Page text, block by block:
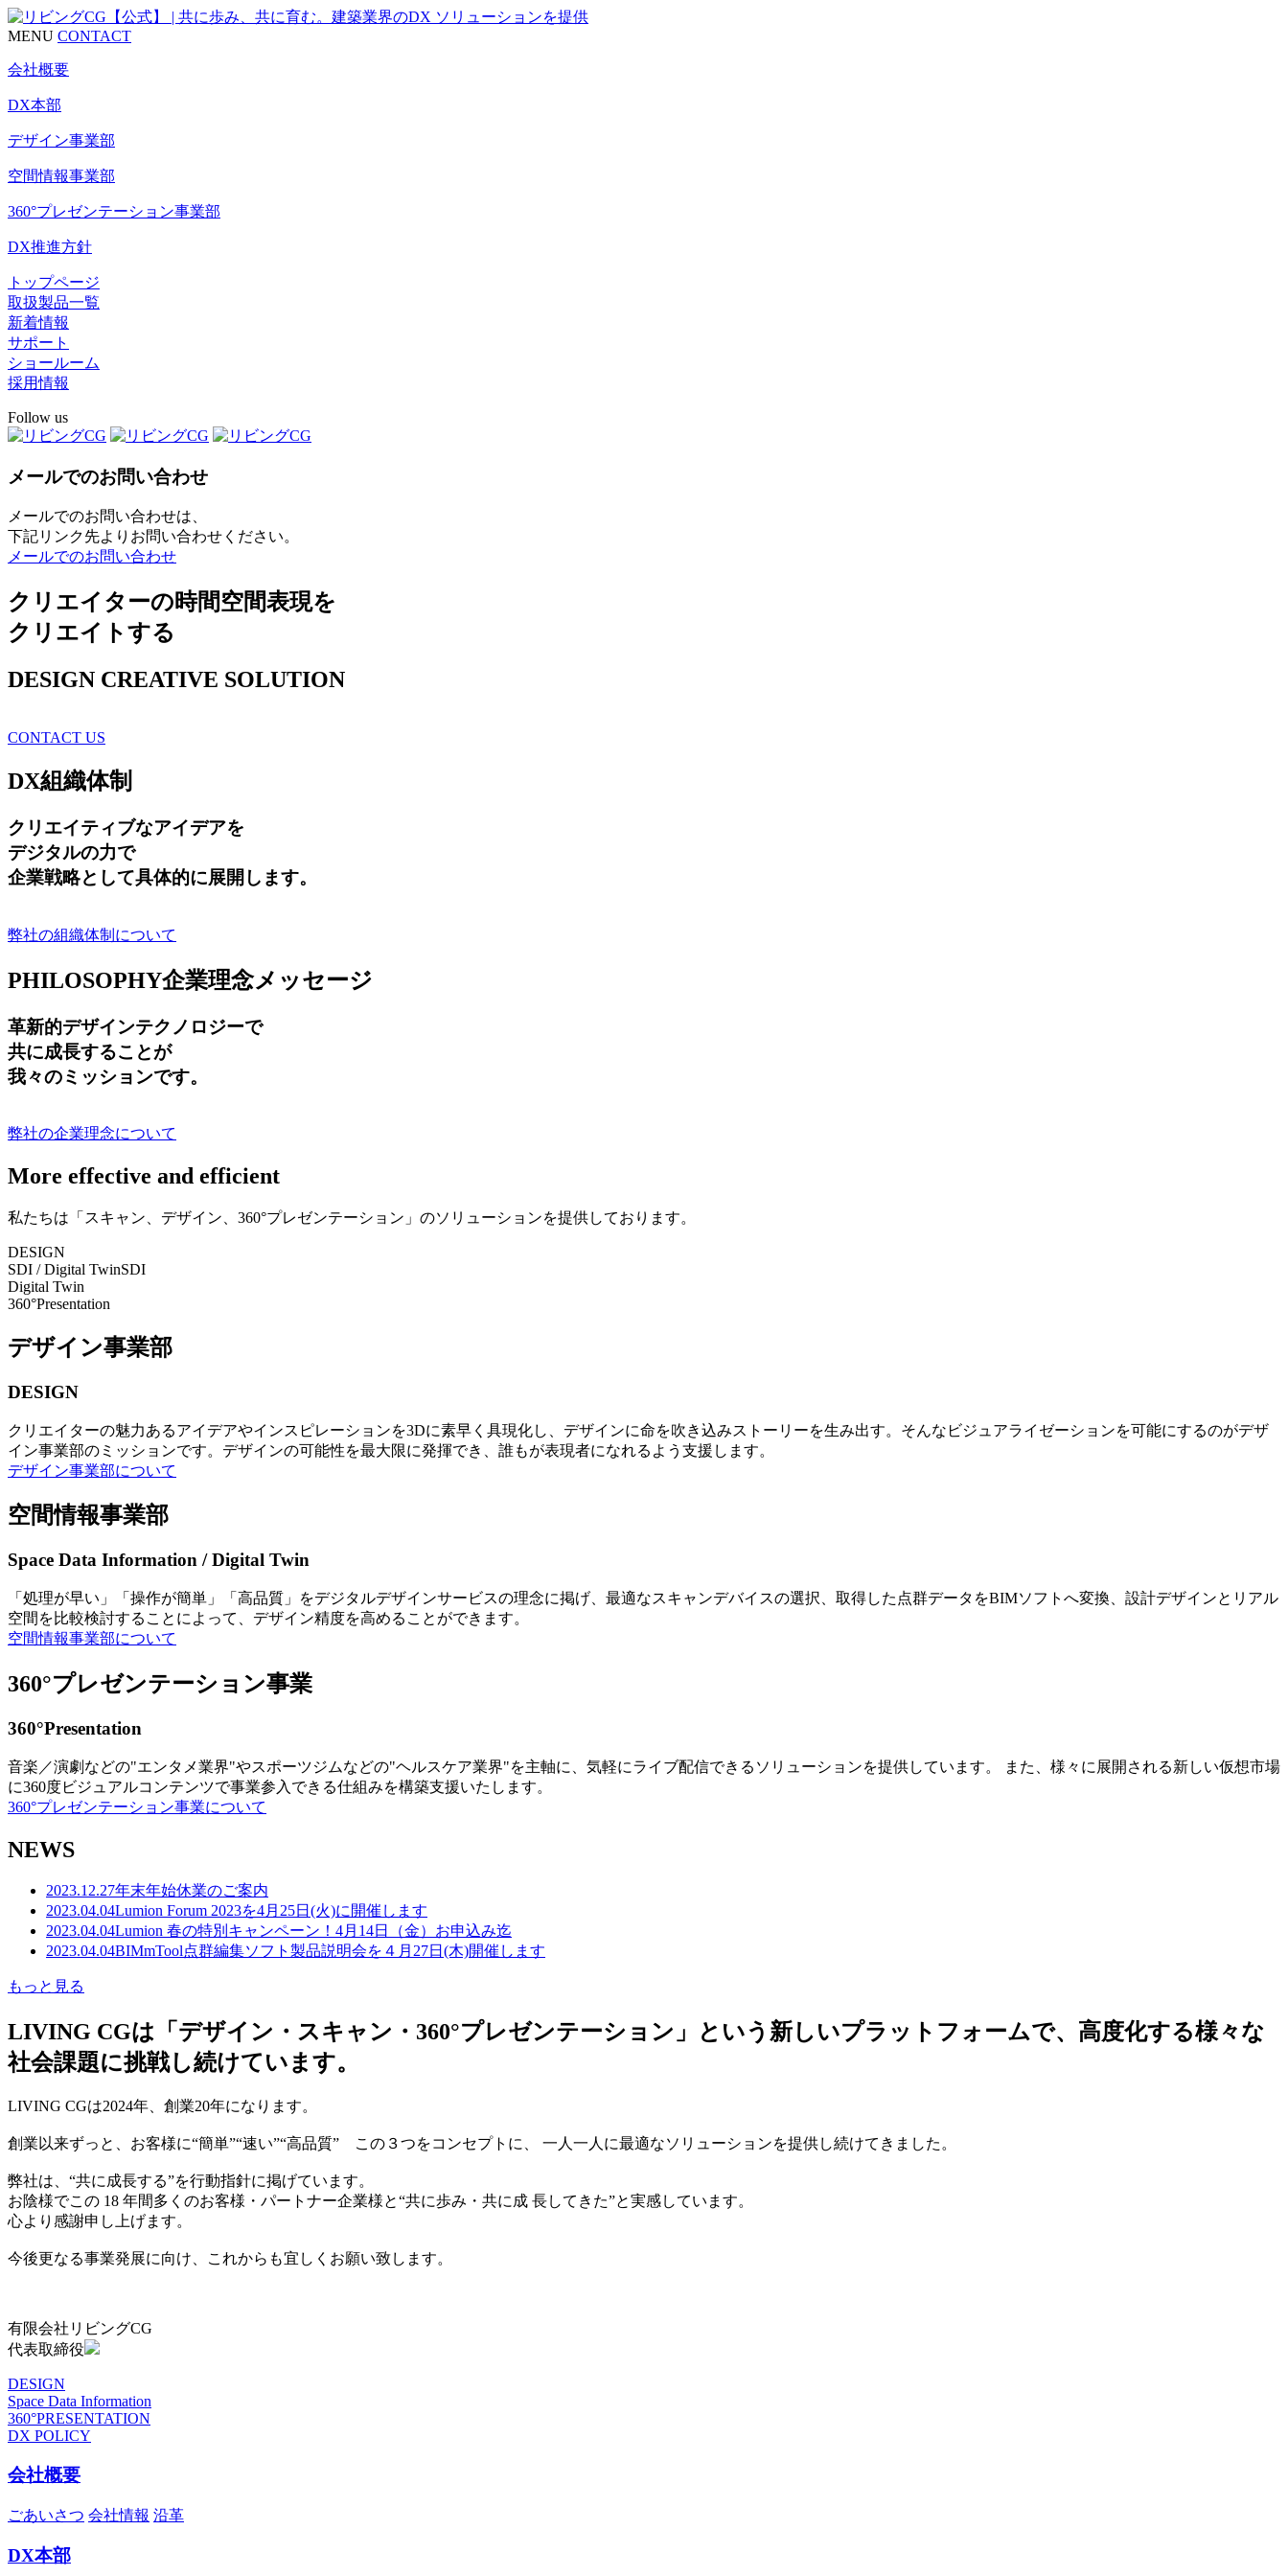
MENU CONTACT
会社概要
DX本部
デザイン事業部
空間情報事業部
360°プレゼンテーション事業部
DX推進方針
トップページ
取扱製品一覧
新着情報
サポート
ショールーム
採用情報
Follow us
メールでのお問い合わせ
メールでのお問い合わせは、
下記リンク先よりお問い合わせください。
メールでのお問い合わせ
クリエイターの時間空間表現を
クリエイトする
DESIGN CREATIVE SOLUTION
CONTACT US
DX組織体制
クリエイティブなアイデアを
デジタルの力で
企業戦略として具体的に展開します。
弊社の組織体制について
PHILOSOPHY企業理念メッセージ
革新的デザインテクノロジーで
共に成長することが
我々のミッションです。
弊社の企業理念について
More effective and efficient
私たちは「スキャン、デザイン、360°プレゼンテーション」のソリューションを提供しております。
DESIGN
SDI / Digital TwinSDI
Digital Twin
360°Presentation
デザイン事業部
DESIGN
クリエイターの魅力あるアイデアやインスピレーションを3Dに素早く具現化し、デザインに命を吹き込みストーリーを生み出す。そんなビジュアライゼーションを可能にするのがデザ
イン事業部のミッションです。デザインの可能性を最大限に発揮でき、誰もが表現者になれるよう支援します。
デザイン事業部について
空間情報事業部
Space Data Information / Digital Twin
「処理が早い」「操作が簡単」「高品質」をデジタルデザインサービスの理念に掲げ、最適なスキャンデバイスの選択、取得した点群データをBIMソフトへ変換、設計デザインとリアル
空間を比較検討することによって、デザイン精度を高めることができます。
空間情報事業部について
360°プレゼンテーション事業
360°Presentation
音楽／演劇などの"エンタメ業界"やスポーツジムなどの"ヘルスケア業界"を主軸に、気軽にライブ配信できるソリューションを提供しています。 また、様々に展開される新しい仮想市場
に360度ビジュアルコンテンツで事業参入できる仕組みを構築支援いたします。
360°プレゼンテーション事業について
NEWS
2023.12.27年末年始休業のご案内
2023.04.04Lumion Forum 2023を4月25日(火)に開催します
2023.04.04Lumion 春の特別キャンペーン！4月14日（金）お申込み迄
2023.04.04BIMmTool点群編集ソフト製品説明会を４月27日(木)開催します
もっと見る
LIVING CGは「デザイン・スキャン・360°プレゼンテーション」という新しいプラットフォームで、高度化する様々な
社会課題に挑戦し続けています。
LIVING CGは2024年、創業20年になります。
創業以来ずっと、お客様に“簡単”“速い”“高品質” この３つをコンセプトに、 一人一人に最適なソリューションを提供し続けてきました。
弊社は、“共に成長する”を行動指針に掲げています。
お陰様でこの 18 年間多くのお客様・パートナー企業様と“共に歩み・共に成 長してきた”と実感しています。
心より感謝申し上げます。
今後更なる事業発展に向け、これからも宜しくお願い致します。
有限会社リビングCG
代表取締役
DESIGN
Space Data Information
360°PRESENTATION
DX POLICY
会社概要
ごあいさつ 会社情報 沿革
DX本部